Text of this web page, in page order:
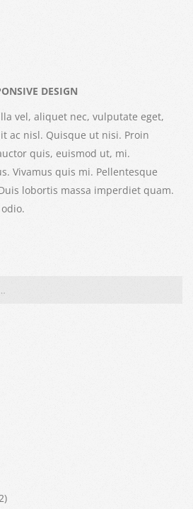
DESIGN
vel, aliquet nec, vulputate eget,
ac nisl. Quisque ut nisi. Proin
quis, euismod ut, mi.
Vivamus quis mi. Pellentesque
lobortis massa imperdiet quam.